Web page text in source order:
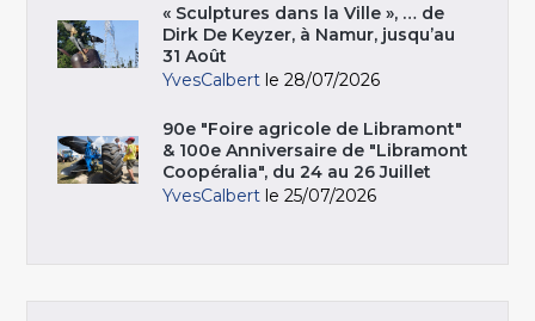
« Sculptures dans la Ville », … de
Dirk De Keyzer, à Namur, jusqu’au
31 Août
YvesCalbert le 28/07/2026
90e "Foire agricole de Libramont"
& 100e Anniversaire de "Libramont
Coopéralia", du 24 au 26 Juillet
YvesCalbert le 25/07/2026